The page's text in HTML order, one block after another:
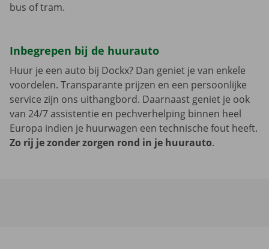
bus of tram.
Inbegrepen bij de huurauto
Huur je een auto bij Dockx? Dan geniet je van enkele
voordelen. Transparante prijzen en een persoonlijke
service zijn ons uithangbord. Daarnaast geniet je ook
van 24/7 assistentie en pechverhelping binnen heel
Europa indien je huurwagen een technische fout heeft.
Zo rij je zonder zorgen rond in je huurauto.